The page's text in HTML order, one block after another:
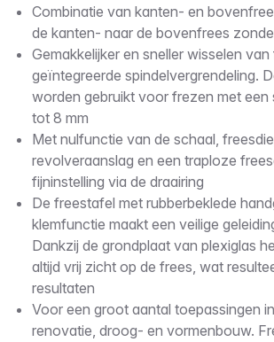
Omschrijving
Combinatie van kanten- en
de kanten- naar de bovenfrees
Gemakkelijker en sneller wisselen
geïntegreerde spindelvergrendeling.
worden gebruikt voor frezen met een
tot 8 mm
Met nulfunctie van de schaal,
revolveraanslag en een traploze
fijninstelling via de draairing
De freestafel met rubberbeklede
klemfunctie maakt een veilige
Dankzij de grondplaat van plexiglas
altijd vrij zicht op de frees, wat
resultaten
Voor een groot aantal toepassingen
renovatie, droog- en vormenbouw.